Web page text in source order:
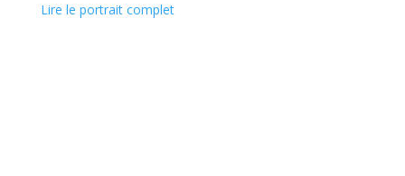
Lire le portrait complet